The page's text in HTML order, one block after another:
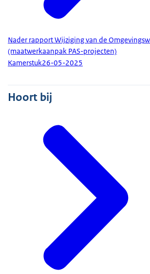
Nader rapport Wijziging van de
(maatwerkaanpak PAS-projecten)
Kamerstuk26-05-2025
Hoort bij